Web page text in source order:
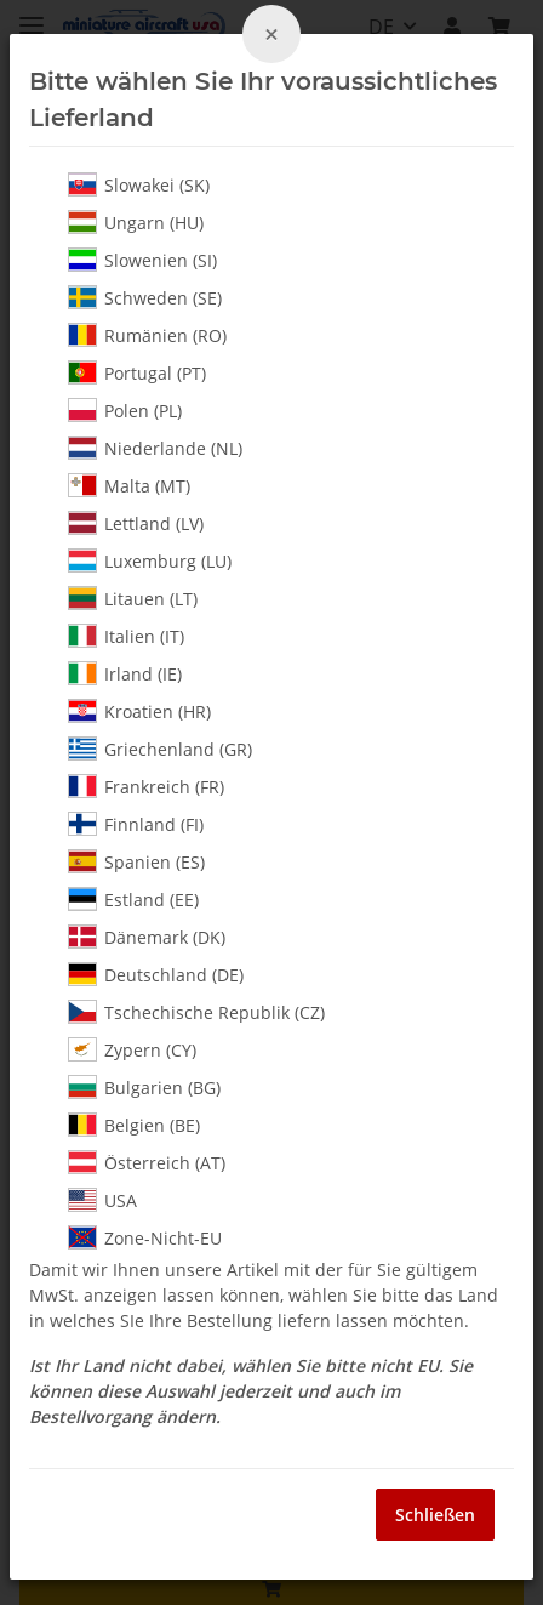
DE
Kraftstoff Zubehör
131-145 M3 x 33 x 8 Threaded
Spacer Fuel Tank Stand-off - Pack
Artikelnummer:
MA131-145
Kategorie:Kraftstoff Zubehör
131-145 M3 x 33 x 8 Threaded Spacer Fuel Tank Stand-off -
Pack of 1
$ 4.15
inkl. 19% USt. , zzgl.Versand
Auswahl Steuerzone / Lieferland
Sofort verfügbar
Lieferzeit:3 - 14 Werktage(DE - Ausland
abweichend)
Stk
×
Bitte wählen Sie Ihr voraussichtliches
Lieferland
Slowakei (SK)
Ungarn (HU)
Slowenien (SI)
Schweden (SE)
Rumänien (RO)
Portugal (PT)
Polen (PL)
Niederlande (NL)
Malta (MT)
Lettland (LV)
Luxemburg (LU)
Litauen (LT)
Italien (IT)
Irland (IE)
Kroatien (HR)
Griechenland (GR)
Frankreich (FR)
Finnland (FI)
Spanien (ES)
Estland (EE)
Dänemark (DK)
Deutschland (DE)
Tschechische Republik (CZ)
Zypern (CY)
Bulgarien (BG)
Belgien (BE)
Österreich (AT)
USA
Zone-Nicht-EU
Damit wir Ihnen unsere Artikel mit der für Sie gültigem
MwSt. anzeigen lassen können, wählen Sie bitte das Land
in welches SIe Ihre Bestellung liefern lassen möchten.
Ist Ihr Land nicht dabei, wählen Sie bitte nicht EU. Sie
können diese Auswahl jederzeit und auch im
Bestellvorgang ändern.
Schließen